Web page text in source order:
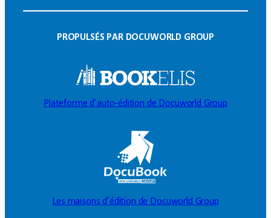
PROPULSÉS PAR DOCUWORLD GROUP
Plateforme d’auto-édition de Docuworld Group
Les maisons d’édition de Docuworld Group